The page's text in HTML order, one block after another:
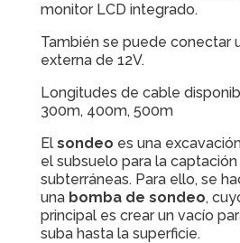
monitor LCD integrado.
También se puede conectar
externa de 12V.
Longitudes de cable
300m, 400m, 500m
El sondeo es una
el subsuelo para la
subterráneas. Para ello, se
una bomba de sondeo,
principal es crear un vacío
suba hasta la superficie.